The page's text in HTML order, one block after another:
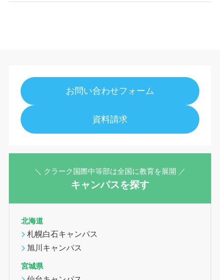
お問い合わせフォーム
資料請求
＼ クラーク国際中等部は全国に教育を展開 ／
キャンパスを探す
北海道
札幌白石キャンパス
旭川キャンパス
宮城県